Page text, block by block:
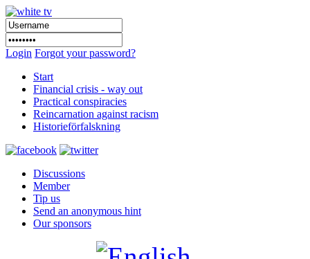
Login Forgot your password?
Start
Financial crisis - way out
Practical conspiracies
Reincarnation against racism
Historieförfalskning
Discussions
Member
Tip us
Send an anonymous hint
Our sponsors